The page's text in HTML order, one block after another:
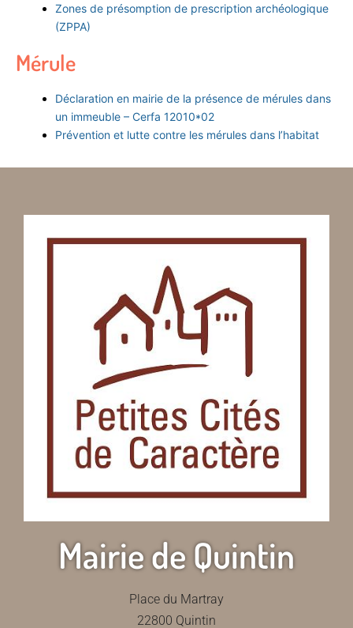
Zones de présomption de prescription archéologique
(ZPPA)
Mérule
Déclaration en mairie de la présence de mérules dans
un immeuble – Cerfa 12010*02
Prévention et lutte contre les mérules dans l’habitat
Mairie de Quintin
Place du Martray
22800 Quintin